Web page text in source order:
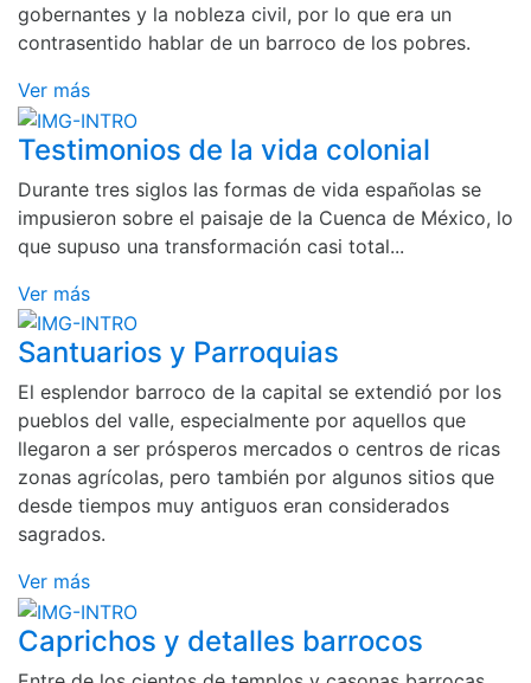
gobernantes y la nobleza civil, por lo que era un
contrasentido hablar de un barroco de los pobres.
Ver más
Testimonios de la vida colonial
Durante tres siglos las formas de vida españolas se
impusieron sobre el paisaje de la Cuenca de México, lo
que supuso una transformación casi total...
Ver más
Santuarios y Parroquias
El esplendor barroco de la capital se extendió por los
pueblos del valle, especialmente por aquellos que
llegaron a ser prósperos mercados o centros de ricas
zonas agrícolas, pero también por algunos sitios que
desde tiempos muy antiguos eran considerados
sagrados.
Ver más
Caprichos y detalles barrocos